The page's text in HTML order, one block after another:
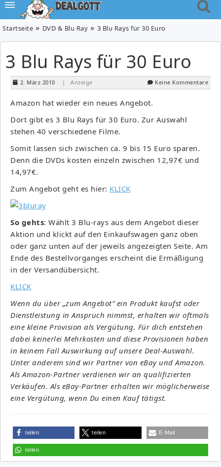
Startseite DVD & Blu Ray 3 Blu Rays für 30 Euro
3 Blu Rays für 30 Euro
2. März 2010 | Anzeige Keine Kommentare
Amazon hat wieder ein neues Angebot.
Dort gibt es 3 Blu Rays für 30 Euro. Zur Auswahl
stehen 40 verschiedene Filme.
Somit lassen sich zwischen ca. 9 bis 15 Euro sparen.
Denn die DVDs kosten einzeln zwischen 12,97€ und
14,97€.
Zum Angebot geht es hier: KLICK
So gehts: Wählt 3 Blu-rays aus dem Angebot dieser
Aktion und klickt auf den Einkaufswagen ganz oben
oder ganz unten auf der jeweils angezeigten Seite. Am
Ende des Bestellvorganges erscheint die Ermäßigung
in der Versandübersicht.
KLICK
Wenn du über „zum Angebot“ ein Produkt kaufst oder
Dienstleistung in Anspruch nimmst, erhalten wir oftmals
eine kleine Provision als Vergütung. Für dich entstehen
dabei keinerlei Mehrkosten und diese Provisionen haben
in keinem Fall Auswirkung auf unsere Deal-Auswahl.
Unter anderem sind wir Partner von eBay und Amazon.
Als Amazon-Partner verdienen wir an qualifizierten
Verkäufen. Als eBay-Partner erhalten wir möglicherweise
eine Vergütung, wenn Du einen Kauf tätigst.
teilen teilen E-Mail
teilen